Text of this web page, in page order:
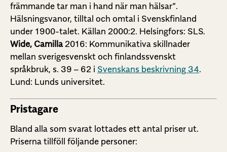
främmande tar man i hand när man hälsar”.
Hälsningsvanor, tilltal och omtal i Svenskfinland
under 1900-talet. Källan 2000:2. Helsingfors: SLS.
Wide, Camilla2016: Kommunikativa skillnader
mellan sverigesvenskt och finlandssvenskt
språkbruk, s. 39 – 62 i Svenskans beskrivning 34.
Lund: Lunds universitet.
Pristagare
Bland alla som svarat lottades ett antal priser ut.
Priserna tillföll följande personer: